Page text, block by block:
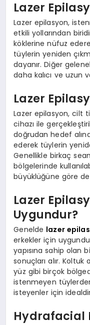
Lazer
Lazer epilasyon,
etkili yollarından
köklerine nüfuz
tüylerin yeniden
dayanır. Diğer
daha kalıcı ve uzun
Lazer
Lazer epilasyon, cilt
cihazı ile
doğrudan hedef
ederek tüylerin
Genellikle birkaç
bölgelerinde
büyüklüğüne göre
Lazer
Uygundur?
Genelde lazer
erkekler için
yapısına sahip olan
sonuçları alır. Koltuk
yüz gibi birçok
istenmeyen
isteyenler için
Hydrafacial